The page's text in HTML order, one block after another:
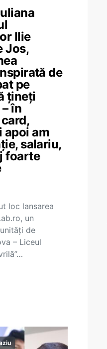
Ilie
Jos,
de
pe
țineți
în
apoi am
salariu,
foarte
loc lansarea
un
de
– Liceul